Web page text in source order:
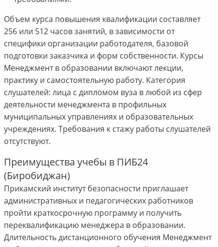
Объем курса повышения квалификации составляет
256 или 512 часов занятий, в зависимости от
специфики организации работодателя, базовой
подготовки заказчика и форм собственности. Курсы
Менеджмент в образовании включают лекции,
практику и самостоятельную работу. Категория
слушателей: лица с дипломом вуза в любой из сфер
деятельности менеджмента в профильных
муниципальных управлениях и образовательных
учреждениях. Требования к стажу работы слушателей
отсутствуют.
Преимущества учебы в ПИБ24
(Биробиджан)
Прикамский институт безопасности приглашает
административных и педагогических работников
пройти краткосрочную программу и получить
переквалификацию менеджера в образовании.
Длительность дистанционного обучения Менеджмент